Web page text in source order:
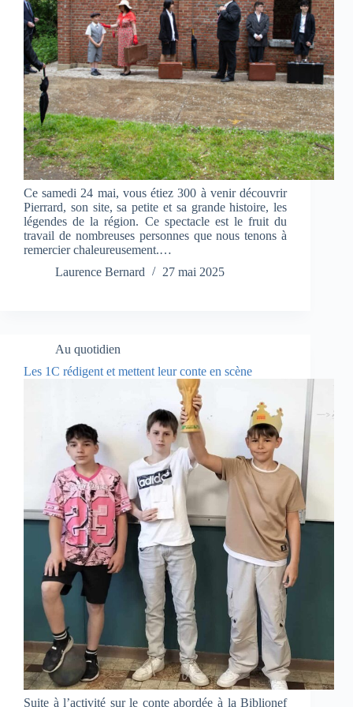
Ce samedi 24 mai, vous étiez 300 à venir découvrir
Pierrard, son site, sa petite et sa grande histoire, les
légendes de la région. Ce spectacle est le fruit du
travail de nombreuses personnes que nous tenons à
remercier chaleureusement.…
Laurence Bernard
27 mai 2025
Au quotidien
Les 1C rédigent et mettent leur conte en scène
Suite à l’activité sur le conte abordée à la Biblionef